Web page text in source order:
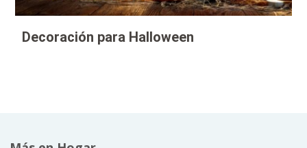
Decoración para Halloween